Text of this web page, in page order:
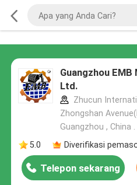
Guangzhou
Ltd.
Zhucun
Zhongshan
Guangzhou , China
5.0
Diverifikasi
Telepon sekarang